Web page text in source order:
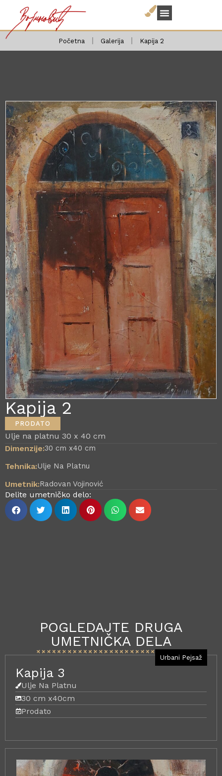
Početna Galerija Kapija 2
Kapija 2
PRODATO
Ulje na platnu 30 x 40 cm
Dimenzije:30 cm x40 cm
Tehnika:Ulje Na Platnu
Umetnik:Radovan Vojinović
Delite umetničko delo:
POGLEDAJTE DRUGA
UMETNIČKA DELA
Urbani Pejsaž
Kapija 3
Ulje Na Platnu
30 cm x40cm
Prodato